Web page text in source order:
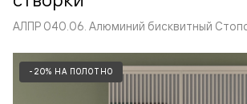
АЛПР 040.06. Алюминий бисквитный
-20% НА ПОЛОТНО